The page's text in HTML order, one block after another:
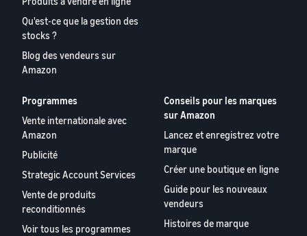
Qu'est-ce que la gestion des
stocks ?
Blog des vendeurs sur
Amazon
Programmes
Vente internationale avec
Amazon
Publicité
Strategic Account Services
Vente de produits
reconditionnés
Voir tous les programmes
Conseils pour les marques
sur Amazon
Lancez et enregistrez votre
marque
Créer une boutique en ligne
Guide pour les nouveaux
vendeurs
Histoires de marque